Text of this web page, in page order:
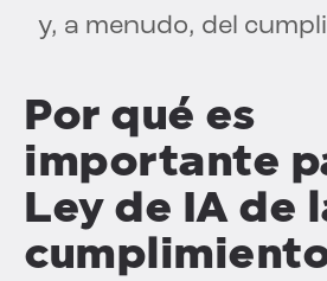
y, a menudo, del
Por qué es
importante
Ley de IA de